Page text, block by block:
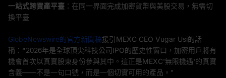
一站式跨資產平臺 ：在同一界面完成加密貨幣與美股交易，無需切
換平臺
GlobeNewswire的官方新聞稿援引MEXC CEO Vugar Usi的話
稱："2026年是全球頂尖科技公司IPO的歷史性窗口，加密用戶將有
機會首次以真實股東身份參與其中。這正是MEXC'無限機遇'的真實
含義——不是一句口號，而是一個切實可用的產品。"